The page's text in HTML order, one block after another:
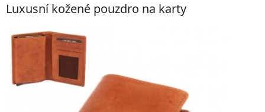
Luxusní kožené pouzdro na karty